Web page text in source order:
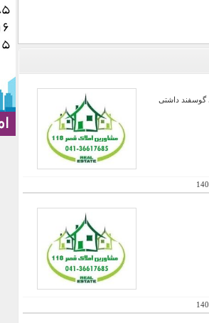
روستاهای ساری دارای پروانه گاو شیری 100 راسی و کل گله 200 راسی گوسفند داشتی